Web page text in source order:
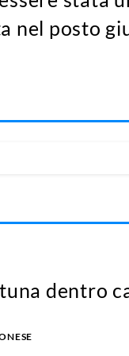
nel posto
dentro